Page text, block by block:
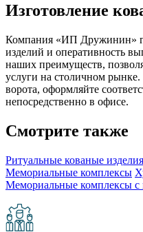
Изготовление
Компания «ИП Дружинин»
изделий и оперативность
наших преимуществ,
услуги на столичном
ворота, оформляйте
непосредственно в офисе.
Смотрите также
Ритуальные кованые изделия
Мемориальные комплексы
Мемориальные комплексы с